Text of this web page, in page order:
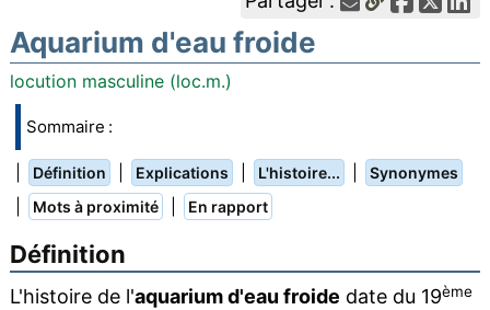
Aquarium d'eau froide
locution masculine (loc.m.)
Sommaire :
Définition Explications L'histoire... Synonymes
Mots à proximité En rapport
Définition
L'histoire de l'aquarium d'eau froide date du 19ème